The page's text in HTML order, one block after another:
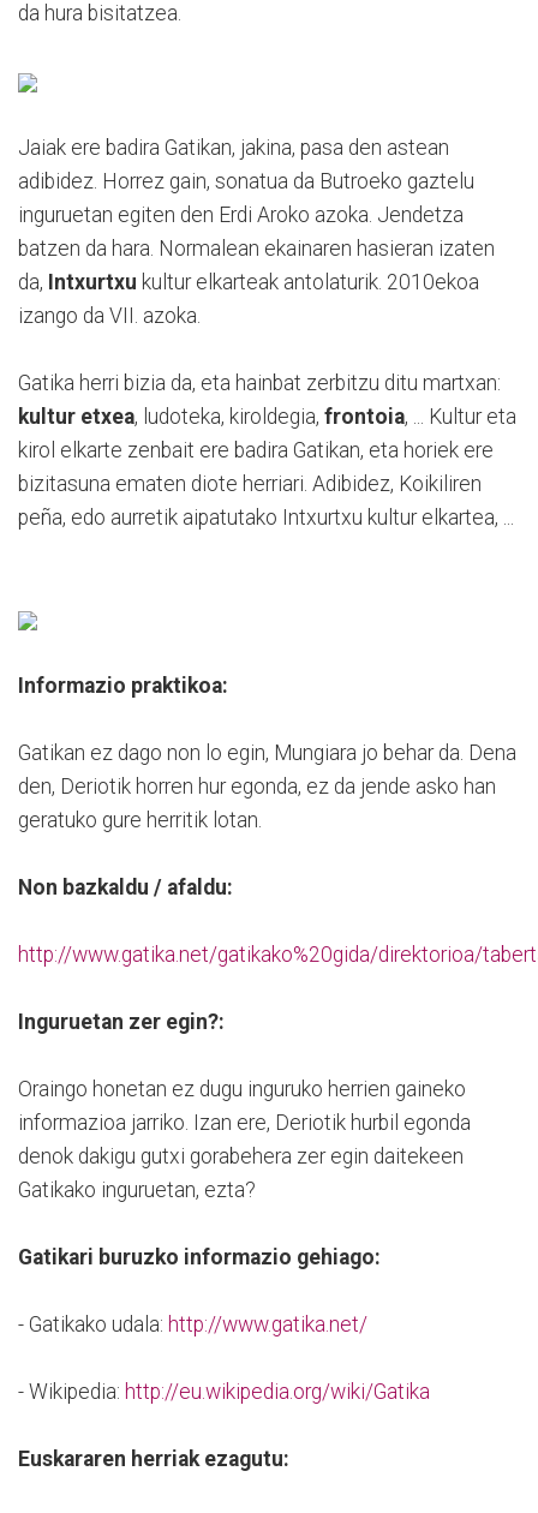
da hura bisitatzea.
Jaiak ere badira Gatikan, jakina, pasa den astean
adibidez. Horrez gain, sonatua da Butroeko gaztelu
inguruetan egiten den Erdi Aroko azoka. Jendetza
batzen da hara. Normalean ekainaren hasieran izaten
da, Intxurtxu kultur elkarteak antolaturik. 2010ekoa
izango da VII. azoka.
Gatika herri bizia da, eta hainbat zerbitzu ditu martxan:
kultur etxea, ludoteka, kiroldegia, frontoia, ... Kultur eta
kirol elkarte zenbait ere badira Gatikan, eta horiek ere
bizitasuna ematen diote herriari. Adibidez, Koikiliren
peña, edo aurretik aipatutako Intxurtxu kultur elkartea, ...
Informazio praktikoa:
Gatikan ez dago non lo egin, Mungiara jo behar da. Dena
den, Deriotik horren hur egonda, ez da jende asko han
geratuko gure herritik lotan.
Non bazkaldu / afaldu:
http://www.gatika.net/gatikako%20gida/direktorioa/
Inguruetan zer egin?:
Oraingo honetan ez dugu inguruko herrien gaineko
informazioa jarriko. Izan ere, Deriotik hurbil egonda
denok dakigu gutxi gorabehera zer egin daitekeen
Gatikako inguruetan, ezta?
Gatikari buruzko informazio gehiago:
- Gatikako udala: http://www.gatika.net/
- Wikipedia: http://eu.wikipedia.org/wiki/Gatika
Euskararen herriak ezagutu: